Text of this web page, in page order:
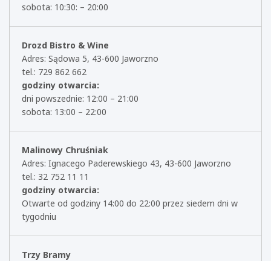
sobota: 10:30: – 20:00
Drozd Bistro & Wine
Adres: Sądowa 5, 43-600 Jaworzno
tel.: 729 862 662
godziny otwarcia:
dni powszednie: 12:00 – 21:00
sobota: 13:00 – 22:00
Malinowy Chruśniak
Adres: Ignacego Paderewskiego 43, 43-600 Jaworzno
tel.: 32 752 11 11
godziny otwarcia:
Otwarte od godziny 14:00 do 22:00 przez siedem dni w
tygodniu
Trzy Bramy